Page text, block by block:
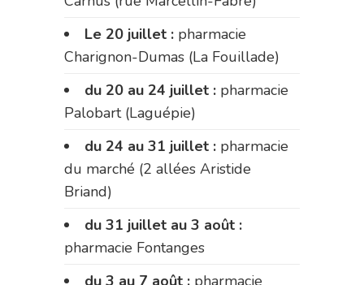
Le 20 juillet : pharmacie
Charignon-Dumas (La Fouillade)
du 20 au 24 juillet : pharmacie
Palobart (Laguépie)
du 24 au 31 juillet : pharmacie
du marché (2 allées Aristide
Briand)
du 31 juillet au 3 août :
pharmacie Fontanges
du 3 au 7 août : pharmacie